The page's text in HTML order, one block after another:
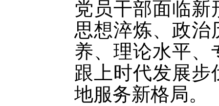
党员干部面临新
思想淬炼、政治
养、理论水平、
跟上时代发展步
地服务新格局。